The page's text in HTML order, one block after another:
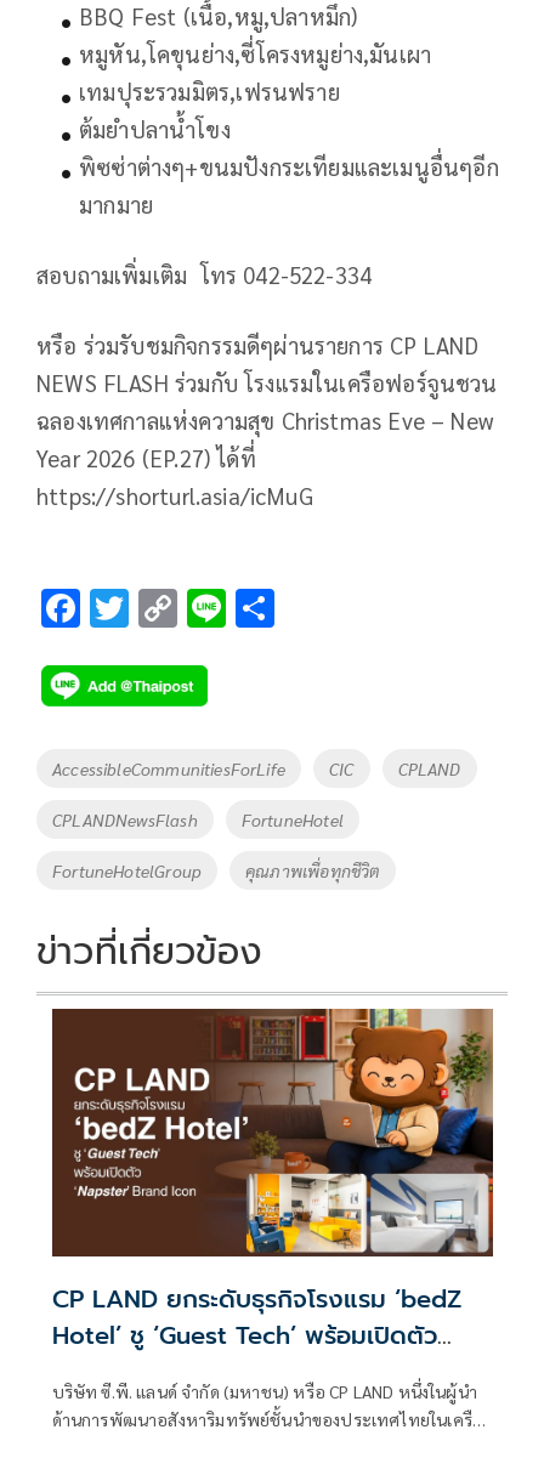
BBQ Fest (เนื้อ,หมู,ปลาหมึก)
หมูหัน,โคขุนย่าง,ซี่โครงหมูย่าง,มันเผา
เทมปุระรวมมิตร,เฟรนฟราย
ต้มยำปลาน้ำโขง
พิซซ่าต่างๆ+ขนมปังกระเทียมและเมนูอื่นๆอีก
มากมาย
สอบถามเพิ่มเติม โทร 042-522-334
หรือ ร่วมรับชมกิจกรรมดีๆผ่านรายการ CP LAND
NEWS FLASH ร่วมกับ โรงแรมในเครือฟอร์จูนชวน
ฉลองเทศกาลแห่งความสุข Christmas Eve – New
Year 2026 (EP.27) ได้ที่
https://shorturl.asia/icMuG
F
e
b
o
o
k
T
tt
er
C
p
y
Li
n
k
Li
Tags
AccessibleCommunitiesForLife CIC CPLAND
CPLANDNewsFlash FortuneHotel
FortuneHotelGroup คุณภาพเพื่อทุกชีวิต
ข่าวที่เกี่ยวข้อง
CP LAND ยกระดับธุรกิจโรงแรม ‘bedZ
Hotel’ ชู ‘Guest Tech’ พร้อมเปิดตัว
บริษัท ซี.พี. แลนด์ จำกัด (มหาชน) หรือ CP LAND หนึ่งในผู้นำ
ด้านการพัฒนาอสังหาริมทรัพย์ชั้นนำของประเทศไทยในเครือ